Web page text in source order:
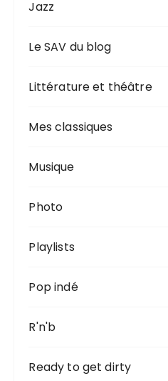
Jazz
Le SAV du blog
Littérature et théâtre
Mes classiques
Musique
Photo
Playlists
Pop indé
R'n'b
Ready to get dirty